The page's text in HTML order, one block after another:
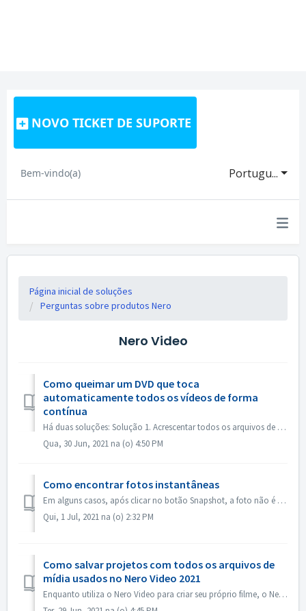
NOVO TICKET DE SUPORTE
Portugu...
Bem-vindo(a)
Página inicial de soluções
Perguntas sobre produtos Nero
Nero Video
Como queimar um DVD que toca
automaticamente todos os vídeos de forma
contínua
Há duas soluções: Solução 1. Acrescentar todos os arquivos de vídeo em um título. Na tela de edição, importe todos os arquivos de vídeo que você gostaria d...
Qua, 30 Jun, 2021 na (o) 4:50 PM
Como encontrar fotos instantâneas
Em alguns casos, após clicar no botão Snapshot, a foto não é mostrada em My Media. Você pode encontrar a foto da maneira abaixo: 1. Clique em Opções na barr...
Qui, 1 Jul, 2021 na (o) 2:32 PM
Como salvar projetos com todos os arquivos de
mídia usados no Nero Video 2021
Enquanto utiliza o Nero Video para criar seu próprio filme, o Nero Video pode importar seus próprios arquivos de mídia como Vídeo, Música ou Imagens de dife...